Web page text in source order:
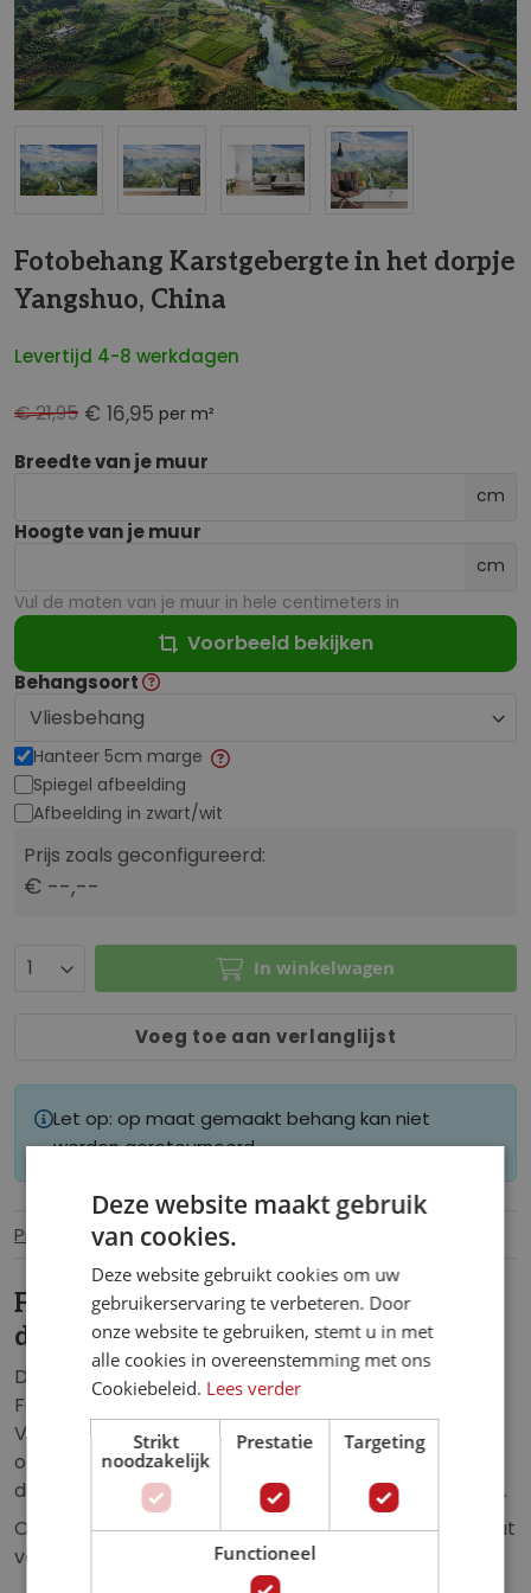
Fotobehang Karstgebergte in het dorpje
Yangshuo, China
Levertijd 4-8 werkdagen
€ 16,95 per m²
€ 21,95
Breedte van je muur
cm
Hoogte van je muur
cm
Vul de maten van je muur in hele centimeters in
Voorbeeld bekijken
Behangsoort
Hanteer 5cm marge
Spiegel afbeelding
Afbeelding in zwart/wit
Prijs zoals geconfigureerd:
€ --,--
In winkelwagen
Voeg toe aan verlanglijst
Let op: op maat gemaakt behang kan niet
worden geretourneerd.
Productinformatie Specificaties
Fotobehang Karstgebergte in het
dorpje Yangshuo
Duik in de sfeer van het pittoreske landschap met
Fotobehang Karstgebergte in het dorpje Yangshuo.
Verbeeld je de majestueuze karstformaties die
oprijzen boven de traditionele gebouwen van het
dorpje, en creëer een unieke ambiance in je interieur.
Ontdek de magie en bestel jouw fotobehang op maat
vandaag nog.
Deze website maakt gebruik
van cookies.
Deze website gebruikt cookies om uw
gebruikerservaring te verbeteren. Door
onze website te gebruiken, stemt u in met
alle cookies in overeenstemming met ons
Cookiebeleid. Lees verder
Strikt
noodzakelijk
Prestatie Targeting
Functioneel